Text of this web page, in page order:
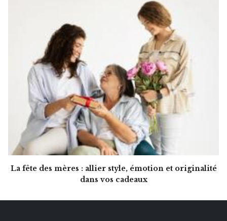
La fête des mères : allier style, émotion et originalité
dans vos cadeaux